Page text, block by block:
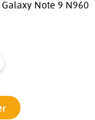
Note 9 N960